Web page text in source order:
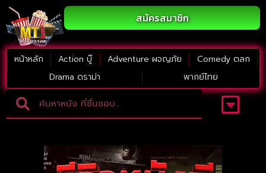
สมัครสมาชิก
หน้าหลัก Action บู๊ Adventure ผจญภัย
Comedy ตลก
Drama ดราม่า
พากย์ไทย